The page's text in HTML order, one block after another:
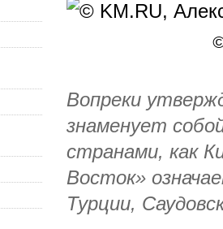
Вопреки
знаменует
странами, как
Восток»
Турции,